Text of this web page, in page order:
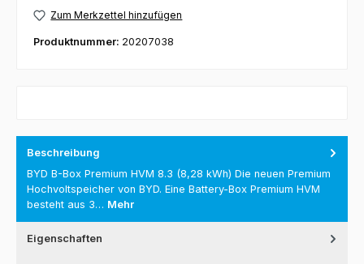
Zum Merkzettel hinzufügen
Produktnummer: 20207038
Beschreibung
BYD B-Box Premium HVM 8.3 (8,28 kWh) Die neuen Premium
Hochvoltspeicher von BYD. Eine Battery-Box Premium HVM
besteht aus 3… Mehr
Eigenschaften